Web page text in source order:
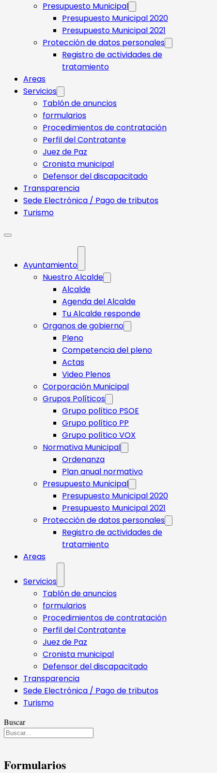
Presupuesto Municipal
Presupuesto Municipal 2020
Presupuesto Municipal 2021
Protección de datos personales
Registro de actividades de
tratamiento
Areas
Servicios
Tablón de anuncios
formularios
Procedimientos de contratación
Perfil del Contratante
Juez de Paz
Cronista municipal
Defensor del discapacitado
Transparencia
Sede Electrónica / Pago de tributos
Turismo
Ayuntamiento
Nuestro Alcalde
Alcalde
Agenda del Alcalde
Tu Alcalde responde​
Organos de gobierno
Pleno
Competencia del pleno
Actas
Video Plenos
Corporación Municipal
Grupos Políticos
Grupo político PSOE
Grupo político PP
Grupo político VOX
Normativa Municipal
Ordenanza
Plan anual normativo
Presupuesto Municipal
Presupuesto Municipal 2020
Presupuesto Municipal 2021
Protección de datos personales
Registro de actividades de
tratamiento
Areas
Servicios
Tablón de anuncios
formularios
Procedimientos de contratación
Perfil del Contratante
Juez de Paz
Cronista municipal
Defensor del discapacitado
Transparencia
Sede Electrónica / Pago de tributos
Turismo
Buscar
Formularios